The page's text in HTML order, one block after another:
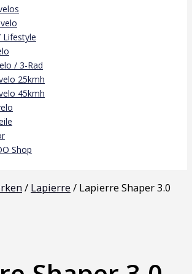
Lifestyle
/ 3-Rad
25kmh
45kmh
Shop
/ Lapierre / Lapierre Shaper 3.0